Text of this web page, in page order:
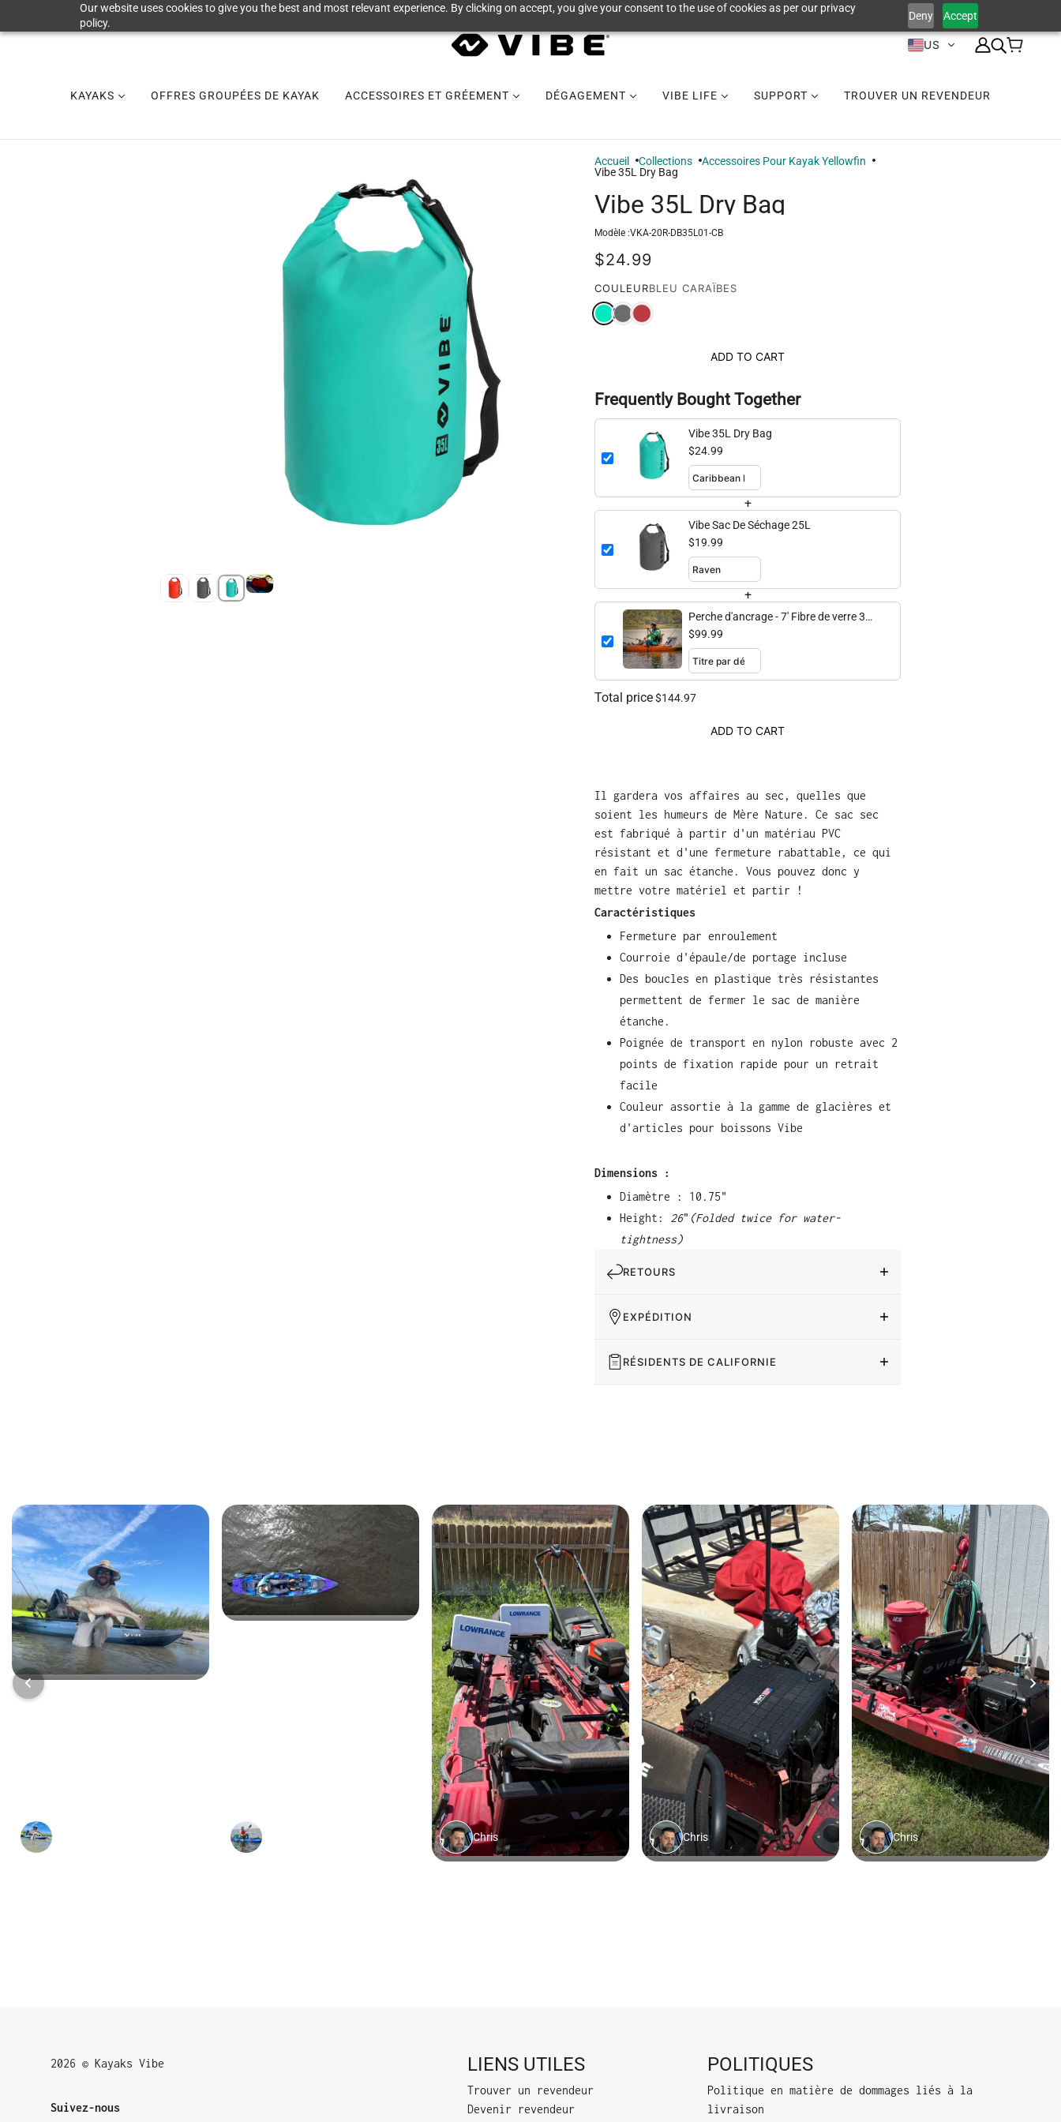
Our website uses cookies to give you the best and most relevant experience. By clicking on accept, you give your consent to the use of cookies as per our privacy
policy.
Deny Accept
US
KAYAKS OFFRES GROUPÉES DE KAYAK ACCESSOIRES ET GRÉEMENT DÉGAGEMENT VIBE LIFE SUPPORT TROUVER UN REVENDEUR
Accueil Collections
Accessoires Pour Kayak Yellowfin
Vibe 35L Dry Bag
Vibe 35L Dry Bag
Modèle :VKA-20R-DB35L01-CB
$24.99
COULEURBLEU CARAÏBES
ADD TO CART
Frequently Bought Together
Vibe 35L Dry Bag
$24.99
+
Vibe Sac De Séchage 25L
$19.99
+
Perche d'ancrage - 7' Fibre de verre 3
pièces
$99.99
Total price$144.97
ADD TO CART
Il gardera vos affaires au sec, quelles que
soient les humeurs de Mère Nature. Ce sac sec
est fabriqué à partir d'un matériau PVC
résistant et d'une fermeture rabattable, ce qui
en fait un sac étanche. Vous pouvez donc y
mettre votre matériel et partir !
Caractéristiques
Fermeture par enroulement
Courroie d'épaule/de portage incluse
Des boucles en plastique très résistantes
permettent de fermer le sac de manière
étanche.
Poignée de transport en nylon robuste avec 2
points de fixation rapide pour un retrait
facile
Couleur assortie à la gamme de glacières et
d'articles pour boissons Vibe
Dimensions :
Diamètre : 10.75"
Height:
26" (Folded twice for water-
tightness)
RETOURS
EXPÉDITION
RÉSIDENTS DE CALIFORNIE
2026 © Kayaks Vibe
Suivez-nous
LIENS UTILES
Trouver un revendeur
Devenir revendeur
POLITIQUES
Politique en matière de dommages liés à la
livraison